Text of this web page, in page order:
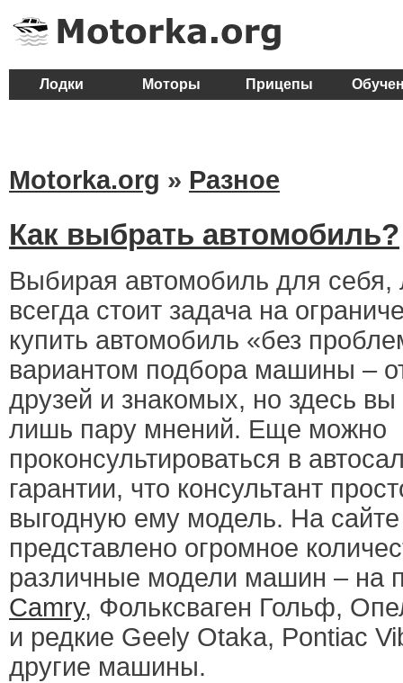
Лодки Моторы Прицепы
Motorka.org » Разное
Как выбрать автомобиль?
Выбирая автомобиль для себя,
всегда стоит задача на
купить автомобиль «без
вариантом подбора машины –
друзей и знакомых, но здесь
лишь пару мнений. Еще можно
проконсультироваться в
гарантии, что консультант
выгодную ему модель. На
представлено огромное
различные модели машин – на
Camry, Фольксваген Гольф,
и редкие Geely Otaka, Pontiac
другие машины.